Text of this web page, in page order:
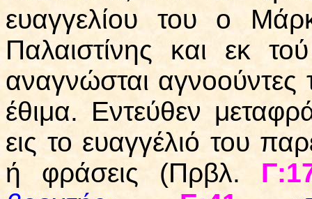
ευαγγελίου του ο
Παλαιστίνης και εκ
αναγνώσται αγνοούντες
έθιμα. Εντεύθεν
εις το ευαγγέλιό του
ή φράσεις (Πρβλ.